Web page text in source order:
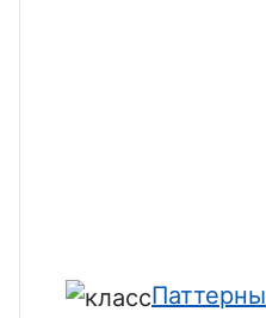
Паттерны